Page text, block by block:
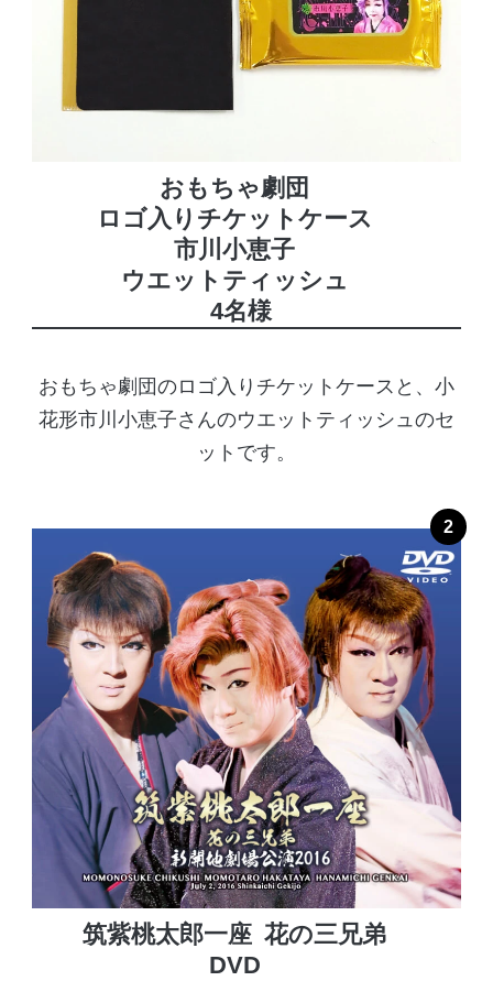
おもちゃ劇団
ロゴ入りチケットケース
市川小恵子
ウエットティッシュ
4名様
おもちゃ劇団のロゴ入りチケットケースと、小
花形市川小恵子さんのウエットティッシュのセ
ットです。
筑紫桃太郎一座 花の三兄弟
DVD
2